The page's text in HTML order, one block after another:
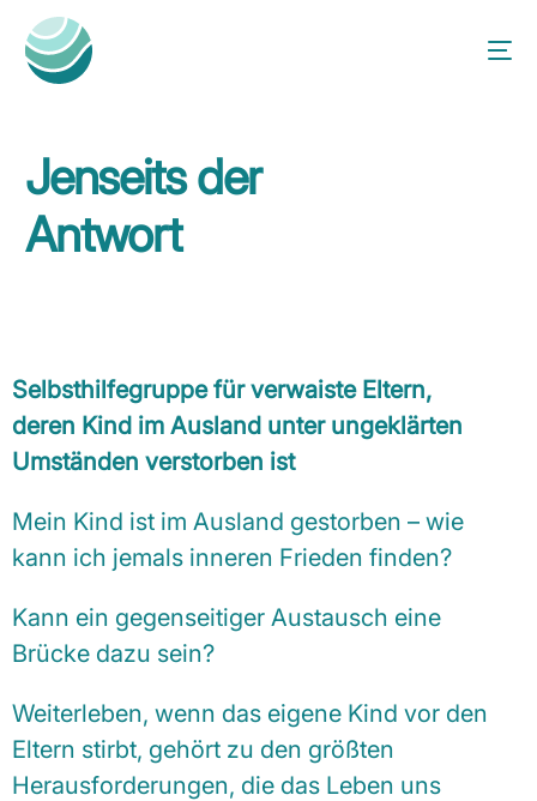
Jenseits der
Antwort
Selbsthilfegruppe für verwaiste Eltern,
deren Kind im Ausland unter ungeklärten
Umständen verstorben ist
Mein Kind ist im Ausland gestorben – wie
kann ich jemals inneren Frieden finden?
Kann ein gegenseitiger Austausch eine
Brücke dazu sein?
Weiterleben, wenn das eigene Kind vor den
Eltern stirbt, gehört zu den größten
Herausforderungen, die das Leben uns